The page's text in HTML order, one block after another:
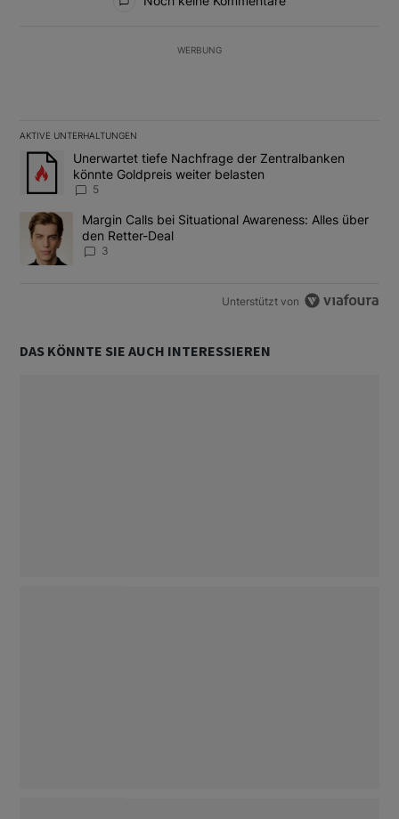
WERBUNG
AKTIVE UNTERHALTUNGEN
Das Folgende ist eine Liste der am meisten kommentierten
Ein Trendartikel mit dem Titel "Unerwartet tiefe Nachfrage der
Unerwartet tiefe Nachfrage der Zentralbanken
könnte Goldpreis weiter belasten
5
Ein Trendartikel mit dem Titel "Margin Calls bei Situational
Margin Calls bei Situational Awareness: Alles über
den Retter-Deal
3
Unterstützt von
DAS KÖNNTE SIE AUCH INTERESSIEREN